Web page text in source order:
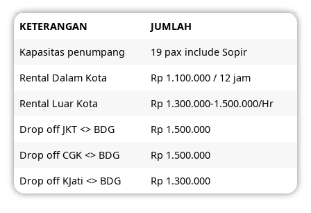
KETERANGAN
JUMLAH
Kapasitas penumpang
19 pax include Sopir
Rental Dalam Kota
Rp 1.100.000 / 12 jam
Rental Luar Kota
Rp 1.300.000-1.500.000/Hr
Drop off JKT <> BDG
Rp 1.500.000
Drop off CGK <> BDG
Rp 1.500.000
Drop off KJati <> BDG
Rp 1.300.000